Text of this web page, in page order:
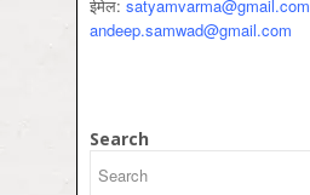
ईमेल: satyamvarma@gmail.com
andeep.samwad@gmail.com
Search